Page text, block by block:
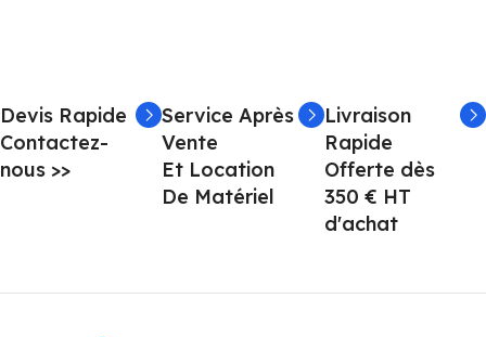
Devis Rapide
Contactez-
nous >>
Service Après
Vente
Et Location
De Matériel
Livraison
Rapide
Offerte dès
350 € HT
d'achat